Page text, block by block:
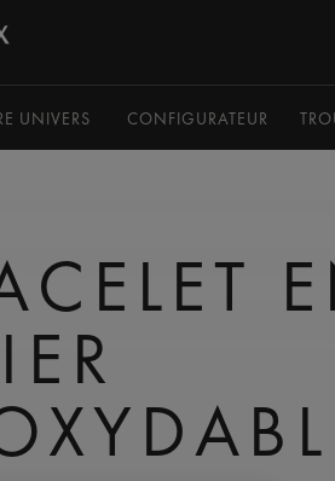
UNIVERS CONFIGURATEUR